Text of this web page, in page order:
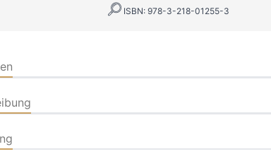
ISBN: 978-3-218-01255-3